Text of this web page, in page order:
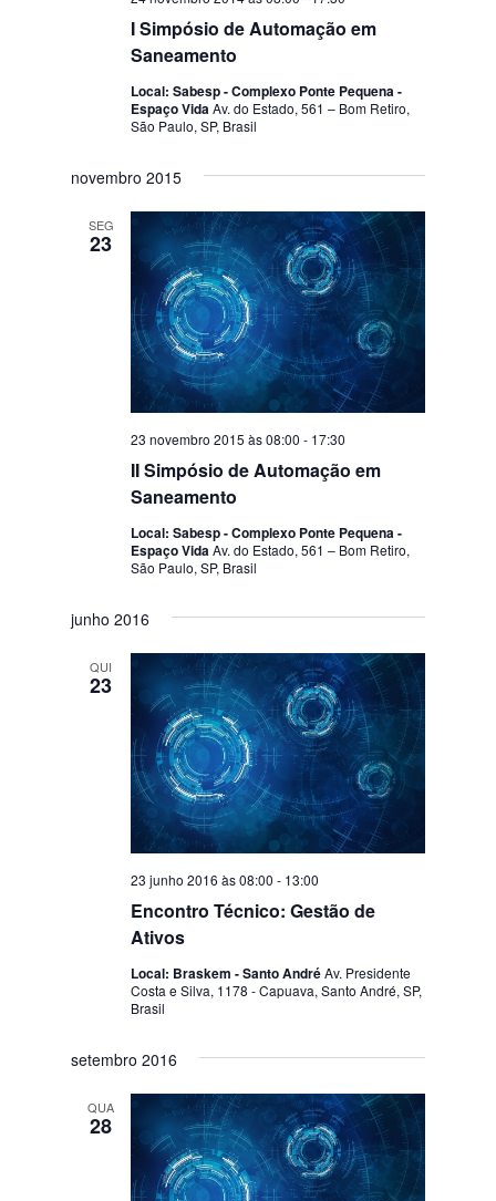
I Simpósio de Automação em
Saneamento
Local: Sabesp - Complexo Ponte Pequena -
Espaço VidaAv. do Estado, 561 – Bom Retiro,
São Paulo, SP, Brasil
novembro 2015
SEG
23
II Simpósio de Automação em
Saneamento
23 novembro 2015 às 08:00 - 17:30
Local: Sabesp - Complexo Ponte Pequena -
Espaço VidaAv. do Estado, 561 – Bom Retiro,
São Paulo, SP, Brasil
junho 2016
QUI
23
Encontro Técnico: Gestão de
Ativos
23 junho 2016 às 08:00 - 13:00
Local: Braskem - Santo AndréAv. Presidente
Costa e Silva, 1178 - Capuava, Santo André, SP,
Brasil
setembro 2016
QUA
28